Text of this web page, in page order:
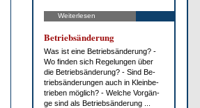
Weiterlesen
Be­trieb­s­än­de­rung
Was ist ei­ne Be­trieb­s­än­de­rung? -
Wo fin­den sich Re­ge­lun­gen über
die Be­trieb­s­än­de­rung? - Sind Be­
trieb­s­än­de­run­gen auch in Klein­be­
trie­ben mög­lich? - Wel­che Vor­gän­
ge sind als Be­trieb­s­än­de­rung ...